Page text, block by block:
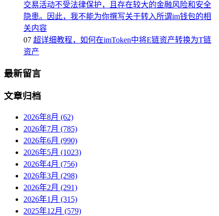
交易活动不受法律保护，且存在较大的金融风险和安全
隐患。因此，我不能为你撰写关于转入所谓im钱包的相
关内容
07 超详细教程，如何在imToken中将E链资产转换为T链
资产
最新留言
文章归档
2026年8月 (62)
2026年7月 (785)
2026年6月 (990)
2026年5月 (1023)
2026年4月 (756)
2026年3月 (298)
2026年2月 (291)
2026年1月 (315)
2025年12月 (579)